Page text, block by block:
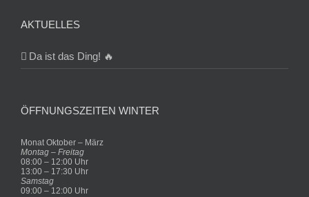
AKTUELLES
Da ist das Ding! 🔥
ÖFFNUNGSZEITEN WINTER
Monat Oktober – März
Montag – Freitag
08:00 – 12:00 Uhr
13:00 – 17:30 Uhr
Samstag
09:00 – 12:00 Uhr